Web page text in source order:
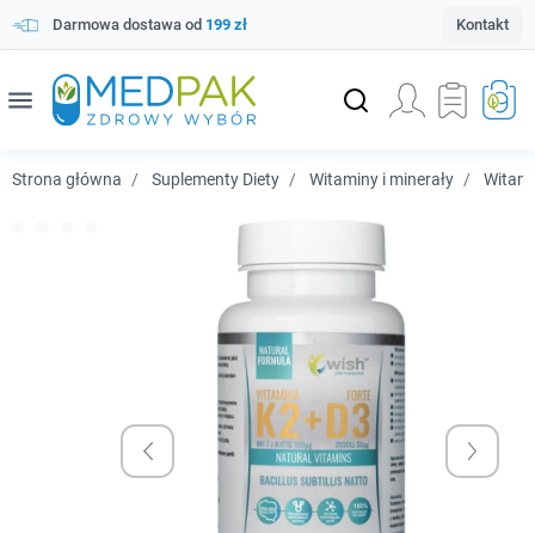
Darmowa dostawa od 199 zł Kontakt
menu
Strona główna Suplementy Diety Witaminy i minerały